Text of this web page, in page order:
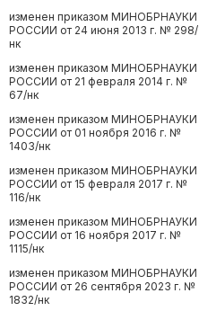
изменен приказом МИНОБРНАУКИ
РОССИИ от 24 июня 2013 г. № 298/
нк
изменен приказом МИНОБРНАУКИ
РОССИИ от 21 февраля 2014 г. №
67/нк
изменен приказом МИНОБРНАУКИ
РОССИИ от 01 ноября 2016 г. №
1403/нк
изменен приказом МИНОБРНАУКИ
РОССИИ от 15 февраля 2017 г. №
116/нк
изменен приказом МИНОБРНАУКИ
РОССИИ от 16 ноября 2017 г. №
1115/нк
изменен приказом МИНОБРНАУКИ
РОССИИ от 26 сентября 2023 г. №
1832/нк